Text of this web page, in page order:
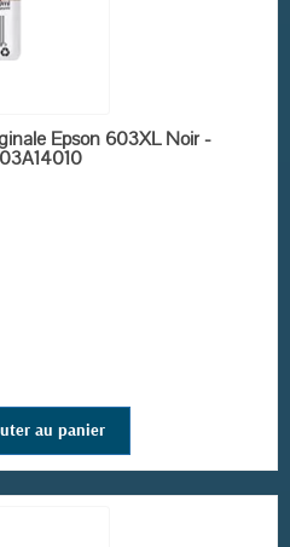
STOCK Epson 603XL Noir -
au panier